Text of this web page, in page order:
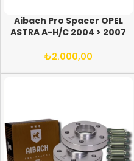
Aibach Pro Spacer OPEL
ASTRA A-H/C 2004 > 2007
12X1.50 BİJON
₺2.000,00